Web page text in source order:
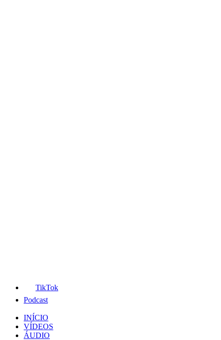
TikTok
Podcast
INÍCIO
VÍDEOS
ÁUDIO